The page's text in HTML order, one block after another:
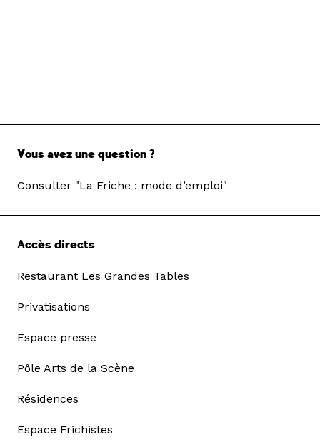
Vous avez une question ?
Consulter "La Friche : mode d’emploi"
Accès directs
Restaurant Les Grandes Tables
Privatisations
Espace presse
Pôle Arts de la Scène
Résidences
Espace Frichistes